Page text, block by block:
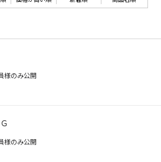
様のみ公開
様のみ公開